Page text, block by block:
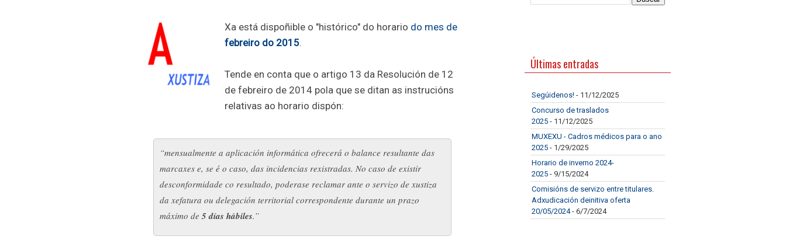
Xa está dispoñible o "histórico" do horario do mes de
febreiro do 2015.
Tende en conta que o artigo 13 da Resolución de 12
de febreiro de 2014 pola que se ditan as instrucións
relativas ao horario dispón:
“mensualmente a aplicación informática ofrecerá o balance resultante das
marcaxes e, se é o caso, das incidencias rexistradas. No caso de existir
desconformidade co resultado, poderase reclamar ante o servizo de xustiza
da xefatura ou delegación territorial correspondente durante un prazo
máximo de 5 días hábiles.”
Últimas entradas
Segúidenos! - 11/12/2025
Concurso de traslados
2025 - 11/12/2025
MUXEXU - Cadros médicos para o ano
2025 - 1/29/2025
Horario de inverno 2024-
2025 - 9/15/2024
Comisións de servizo entre titulares.
Adxudicación deinitiva oferta
20/05/2024- 6/7/2024